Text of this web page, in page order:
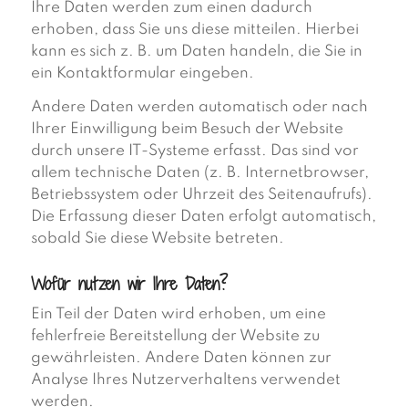
Ihre Daten werden zum einen dadurch
erhoben, dass Sie uns diese mitteilen. Hierbei
kann es sich z. B. um Daten handeln, die Sie in
ein Kontaktformular eingeben.
Andere Daten werden automatisch oder nach
Ihrer Einwilligung beim Besuch der Website
durch unsere IT-Systeme erfasst. Das sind vor
allem technische Daten (z. B. Internetbrowser,
Betriebssystem oder Uhrzeit des Seitenaufrufs).
Die Erfassung dieser Daten erfolgt automatisch,
sobald Sie diese Website betreten.
Wofür nutzen wir Ihre Daten?
Ein Teil der Daten wird erhoben, um eine
fehlerfreie Bereitstellung der Website zu
gewährleisten. Andere Daten können zur
Analyse Ihres Nutzerverhaltens verwendet
werden.